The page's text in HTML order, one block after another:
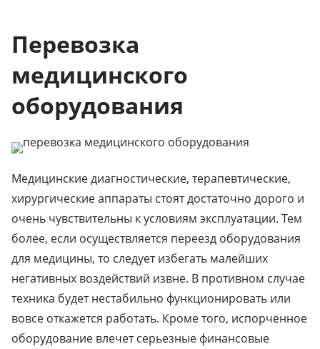
Перевозка
медицинского
оборудования
Медицинские диагностические, терапевтические,
хирургические аппараты стоят достаточно дорого и
очень чувствительны к условиям эксплуатации. Тем
более, если осуществляется переезд оборудования
для медицины, то следует избегать малейших
негативных воздействий извне. В противном случае
техника будет нестабильно функционировать или
вовсе откажется работать. Кроме того, испорченное
оборудование влечет серьезные финансовые